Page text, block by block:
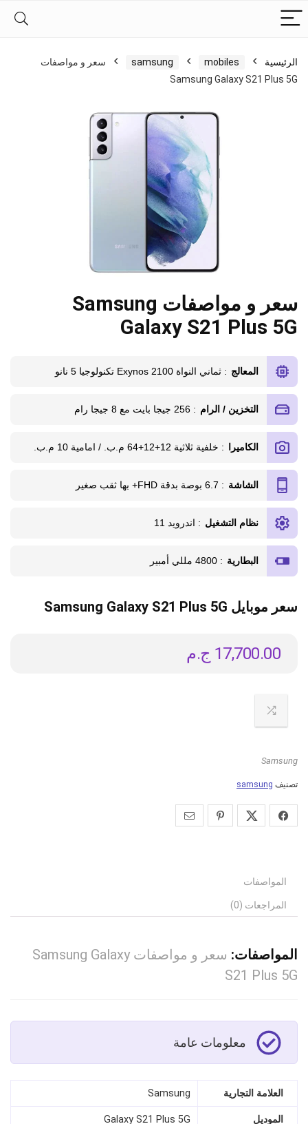
الرئيسية mobiles
samsung
سعر و مواصفات
Samsung Galaxy S21 Plus 5G
سعر و مواصفات Samsung
Galaxy S21 Plus 5G
المعالج : ثماني النواة Exynos 2100 تكنولوجيا 5 نانو
التخزين / الرام : 256 جيجا بايت مع 8 جيجا رام
الكاميرا : خلفية ثلاثية 12+12+64 م.ب. / امامية 10 م.ب.
الشاشة : 6.7 بوصة بدقة FHD+ بها ثقب صغير
نظام التشغيل : اندرويد 11
البطارية : 4800 مللي أمبير
سعر موبايل Samsung Galaxy S21 Plus 5G
ج.م 17,700.00
Samsung
تصنيف samsung
المواصفات
المراجعات (0)
المواصفات:
سعر و مواصفات Samsung Galaxy
S21 Plus 5G
معلومات عامة
العلامة التجارية Samsung
الموديل Galaxy S21 Plus 5G